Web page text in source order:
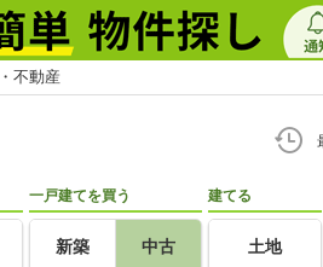
不動産
一戸建てを買う
新築 中古
建てる
土地